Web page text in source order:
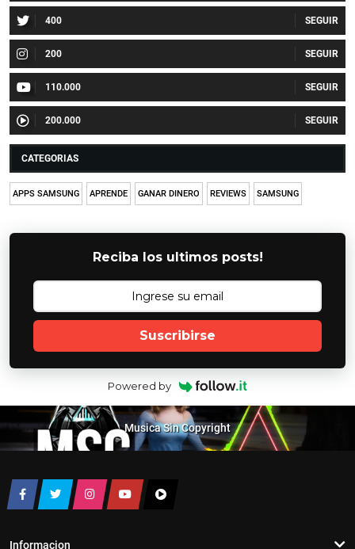
400
200
110.000
200.000
CATEGORIAS
APPS SAMSUNG APRENDE GANAR DINERO REVIEWS SAMSUNG
Reciba los ultimos posts!
Suscribirse
Powered by
Musica Sin Copyright
Informacion